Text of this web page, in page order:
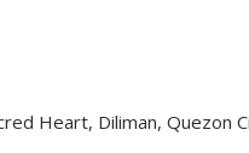
Heart, Diliman, Quezon